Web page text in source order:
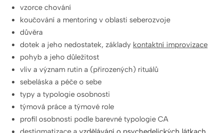
vzorce chování
koučování a mentoring v oblasti seberozvoje
důvěra
dotek a jeho nedostatek, základy kontaktní improvizace
pohyb a jeho důležitost
vliv a význam rutin a (přirozených) rituálů
sebeláska a péče o sebe
typy a typologie osobnosti
týmová práce a týmové role
profil osobnosti podle barevné typologie CA